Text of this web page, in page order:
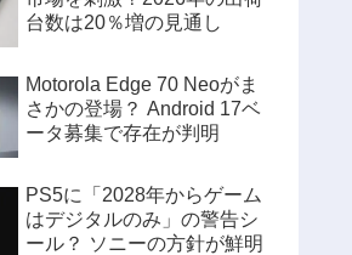
台数は20％増の見通し
Motorola Edge 70 Neoがま
さかの登場？ Android 17ベ
ータ募集で存在が判明
PS5に「2028年からゲーム
はデジタルのみ」の警告シ
ール？ ソニーの方針が鮮明